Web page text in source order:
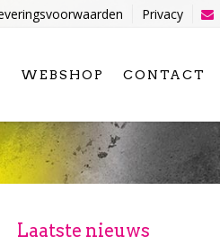
Privacy
WEBSHOP CONTACT
Laatste nieuws